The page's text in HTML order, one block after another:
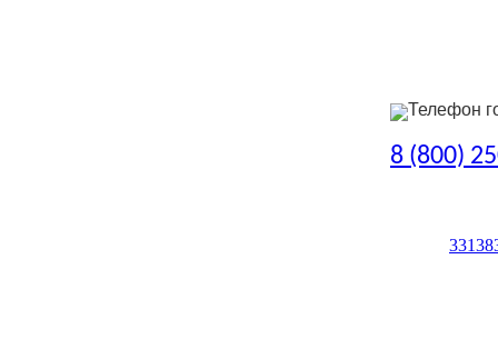
Телефон
8 (800)